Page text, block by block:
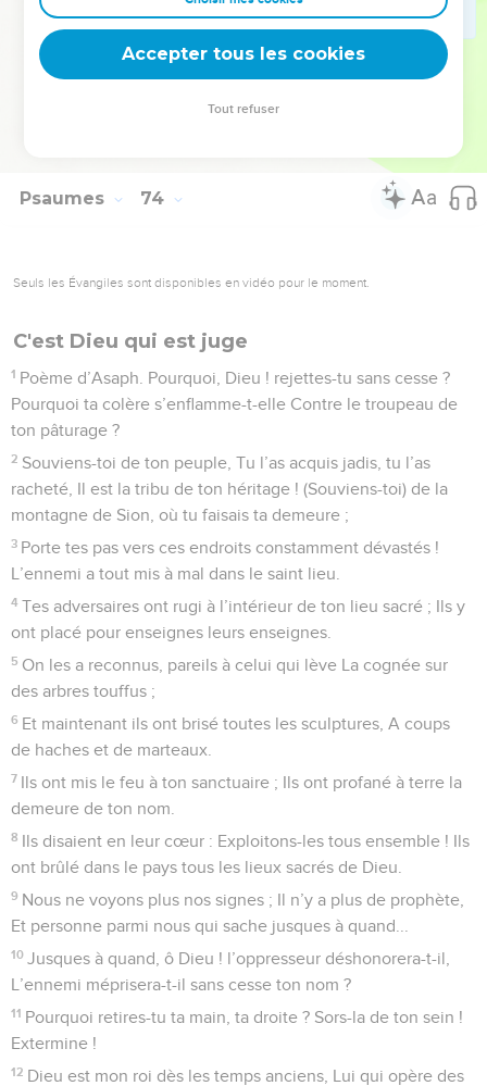
Pour moi, m’approcher de Dieu, c’est mon bien : Je place
mon refuge dans le Seigneur, l’Éternel, Afin de raconter
toutes tes œuvres.
© Société biblique française – Bibli’O, 1978, avec autorisation. Pour vous procurer
Psaumes 74
Seuls les Évangiles sont disponibles en vidéo pour le moment.
C'est Dieu qui est juge
1 Poème d’Asaph. Pourquoi, Dieu ! rejettes-tu sans cesse ?
Pourquoi ta colère s’enflamme-t-elle Contre le troupeau de
ton pâturage ?
2 Souviens-toi de ton peuple, Tu l’as acquis jadis, tu l’as
racheté, Il est la tribu de ton héritage ! (Souviens-toi) de la
montagne de Sion, où tu faisais ta demeure ;
3 Porte tes pas vers ces endroits constamment dévastés !
L’ennemi a tout mis à mal dans le saint lieu.
4 Tes adversaires ont rugi à l’intérieur de ton lieu sacré ; Ils y
ont placé pour enseignes leurs enseignes.
5 On les a reconnus, pareils à celui qui lève La cognée sur
des arbres touffus ;
6 Et maintenant ils ont brisé toutes les sculptures, A coups
de haches et de marteaux.
7 Ils ont mis le feu à ton sanctuaire ; Ils ont profané à terre la
demeure de ton nom.
8 Ils disaient en leur cœur : Exploitons-les tous ensemble ! Ils
ont brûlé dans le pays tous les lieux sacrés de Dieu.
9 Nous ne voyons plus nos signes ; Il n’y a plus de prophète,
Et personne parmi nous qui sache jusques à quand...
10 Jusques à quand, ô Dieu ! l’oppresseur déshonorera-t-il,
L’ennemi méprisera-t-il sans cesse ton nom ?
11 Pourquoi retires-tu ta main, ta droite ? Sors-la de ton sein !
Extermine !
12 Dieu est mon roi dès les temps anciens, Lui qui opère des
Accepter tous les cookies
Tout refuser